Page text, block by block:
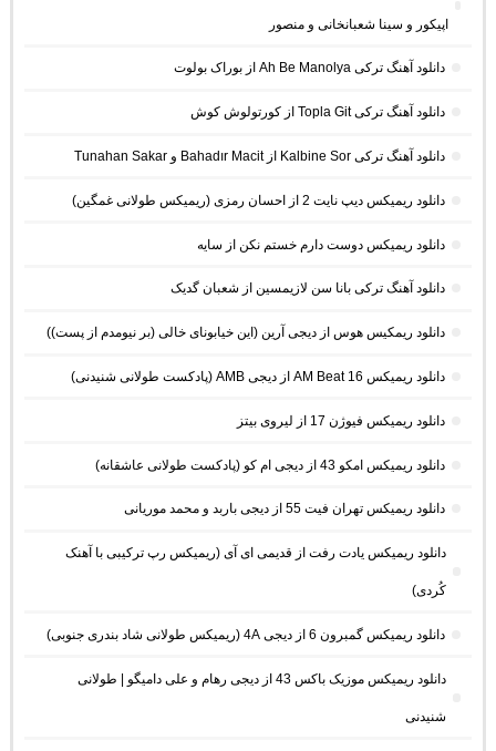
اپیکور و سینا شعبانخانی و منصور
دانلود آهنگ ترکی Ah Be Manolya از بوراک بولوت
دانلود آهنگ ترکی Topla Git از کورتولوش کوش
دانلود آهنگ ترکی Kalbine Sor از Bahadır Macit و Tunahan Sakar
دانلود ریمیکس دیپ نایت 2 از احسان رمزی (ریمیکس طولانی غمگین)
دانلود ریمیکس دوست دارم خستم نکن از سایه
دانلود آهنگ ترکی بانا سن لازیمسین از شعبان گدیک
دانلود ریمکیس هوس از دیجی آرین (این خیابونای خالی (بر نیومدم از پست))
دانلود ریمیکس AM Beat 16 از دیجی AMB (پادکست طولانی شنیدنی)
دانلود ریمیکس فیوژن 17 از لیروی بیتز
دانلود ریمیکس امکو 43 از دیجی ام کو (پادکست طولانی عاشقانه)
دانلود ریمیکس تهران فیت 55 از دیجی باربد و محمد موریانی
دانلود ریمیکس یادت رفت از قدیمی ای آی (ریمیکس رپ ترکیبی با آهنک
کُردی)
دانلود ریمیکس گمبرون 6 از دیجی 4A (ریمیکس طولانی شاد بندری جنوبی)
دانلود ریمیکس موزیک باکس 43 از دیجی رهام و علی دامیگو | طولانی
شنیدنی